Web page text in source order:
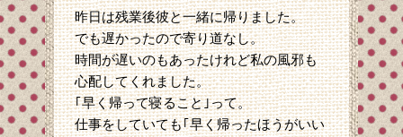
昨日は残業後彼と一緒に帰りました。
でも遅かったので寄り道なし。
時間が遅いのもあったけれど私の風邪も
心配してくれました。
｢早く帰って寝ること｣って。
仕事をしていても｢早く帰ったほうがいい